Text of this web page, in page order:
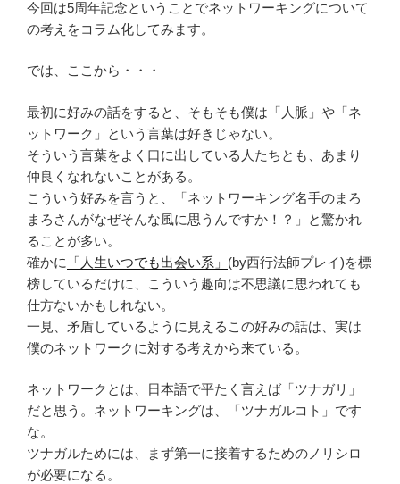
今回は5周年記念ということでネットワーキングについて
の考えをコラム化してみます。
では、ここから・・・
最初に好みの話をすると、そもそも僕は「人脈」や「ネ
ットワーク」という言葉は好きじゃない。
そういう言葉をよく口に出している人たちとも、あまり
仲良くなれないことがある。
こういう好みを言うと、「ネットワーキング名手のまろ
まろさんがなぜそんな風に思うんですか！？」と驚かれ
ることが多い。
確かに
「人生いつでも出会い系」 (by西行法師プレイ)を標
榜しているだけに、こういう趣向は不思議に思われても
仕方ないかもしれない。
一見、矛盾しているように見えるこの好みの話は、実は
僕のネットワークに対する考えから来ている。
ネットワークとは、日本語で平たく言えば「ツナガリ」
だと思う。ネットワーキングは、「ツナガルコト」です
な。
ツナガルためには、まず第一に接着するためのノリシロ
が必要になる。